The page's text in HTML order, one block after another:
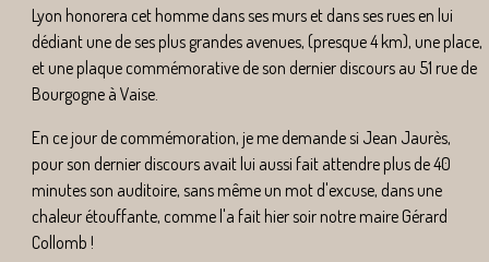
Lyon honorera cet homme dans ses murs et dans ses rues en lui
dédiant une de ses plus grandes avenues, (presque 4 km), une place,
et une plaque commémorative de son dernier discours au 51 rue de
Bourgogne à Vaise.
En ce jour de commémoration, je me demande si Jean Jaurès,
pour son dernier discours avait lui aussi fait attendre plus de 40
minutes son auditoire, sans même un mot d'excuse, dans une
chaleur étouffante, comme l'a fait hier soir notre maire Gérard
Collomb !